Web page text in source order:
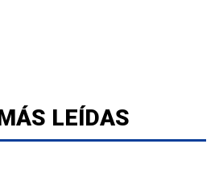
LEÍDAS